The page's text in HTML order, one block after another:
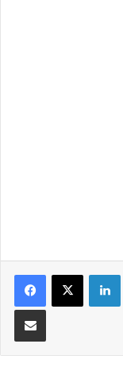
Partilhar Via Email